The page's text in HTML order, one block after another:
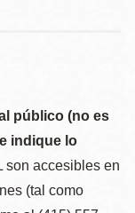
público (no es
indique lo
son accesibles en
(tal como